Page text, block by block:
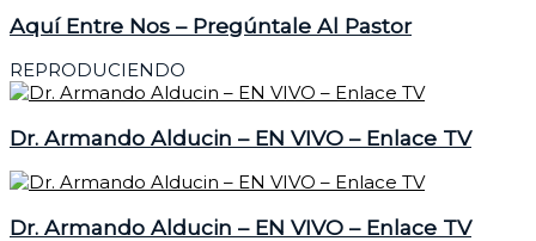
Aquí Entre Nos – Pregúntale Al Pastor
REPRODUCIENDO
Dr. Armando Alducin – EN VIVO – Enlace TV
Dr. Armando Alducin – EN VIVO – Enlace TV